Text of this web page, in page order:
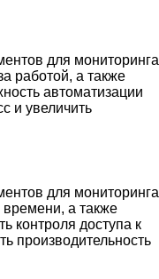
для
работой, а также
автоматизации
и увеличить
для
времени, а также
контроля доступа к
производительность